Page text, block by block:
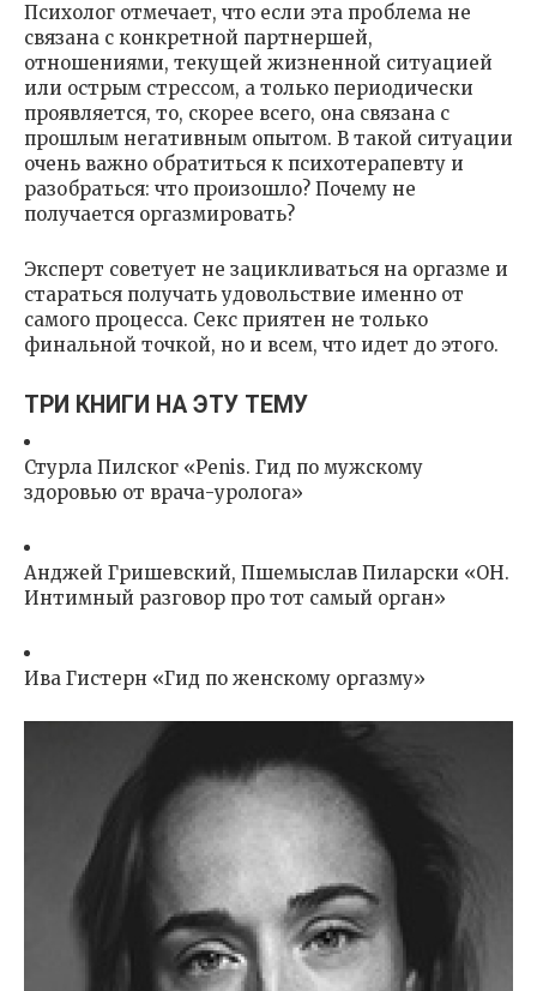
Психолог отмечает, что если эта проблема не
связана с конкретной партнершей,
отношениями, текущей жизненной ситуацией
или острым стрессом, а только периодически
проявляется, то, скорее всего, она связана с
прошлым негативным опытом. В такой ситуации
очень важно обратиться к психотерапевту и
разобраться: что произошло? Почему не
получается оргазмировать?
Эксперт советует не зацикливаться на оргазме и
стараться получать удовольствие именно от
самого процесса. Секс приятен не только
финальной точкой, но и всем, что идет до этого.
ТРИ КНИГИ НА ЭТУ ТЕМУ
Стурла Пилског «Penis. Гид по мужскому
здоровью от врача-уролога»
Анджей Гришевский, Пшемыслав Пиларски «ОН.
Интимный разговор про тот самый орган»
Ива Гистерн «Гид по женскому оргазму»